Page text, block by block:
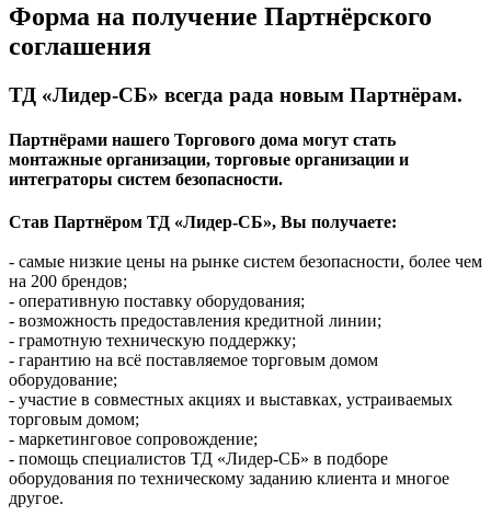
Форма на получение Партнёрского
соглашения
ТД «Лидер-СБ» всегда рада новым Партнёрам.
Партнёрами нашего Торгового дома могут стать
монтажные организации, торговые организации и
интеграторы систем безопасности.
Став Партнёром ТД «Лидер-СБ», Вы получаете:
- самые низкие цены на рынке систем безопасности, более чем
на 200 брендов;
- оперативную поставку оборудования;
- возможность предоставления кредитной линии;
- грамотную техническую поддержку;
- гарантию на всё поставляемое торговым домом
оборудование;
- участие в совместных акциях и выставках, устраиваемых
торговым домом;
- маркетинговое сопровождение;
- помощь специалистов ТД «Лидер-СБ» в подборе
оборудования по техническому заданию клиента и многое
другое.